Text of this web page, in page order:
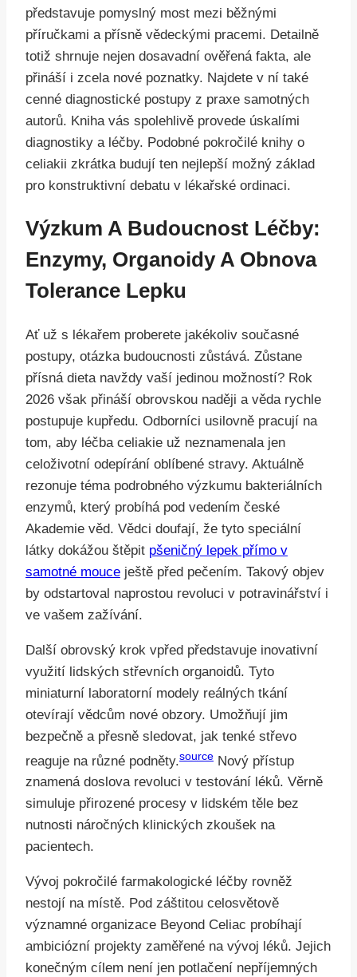
představuje pomyslný most mezi běžnými
příručkami a přísně vědeckými pracemi. Detailně
totiž shrnuje nejen dosavadní ověřená fakta, ale
přináší i zcela nové poznatky. Najdete v ní také
cenné diagnostické postupy z praxe samotných
autorů. Kniha vás spolehlivě provede úskalími
diagnostiky a léčby. Podobné pokročilé knihy o
celiakii zkrátka budují ten nejlepší možný základ
pro konstruktivní debatu v lékařské ordinaci.
Výzkum A Budoucnost Léčby:
Enzymy, Organoidy A Obnova
Tolerance Lepku
Ať už s lékařem proberete jakékoliv současné
postupy, otázka budoucnosti zůstává. Zůstane
přísná dieta navždy vaší jedinou možností? Rok
2026 však přináší obrovskou naději a věda rychle
postupuje kupředu. Odborníci usilovně pracují na
tom, aby léčba celiakie už neznamenala jen
celoživotní odepírání oblíbené stravy. Aktuálně
rezonuje téma podrobného výzkumu bakteriálních
enzymů, který probíhá pod vedením české
Akademie věd. Vědci doufají, že tyto speciální
látky dokážou štěpit pšeničný lepek přímo v
samotné mouce ještě před pečením. Takový objev
by odstartoval naprostou revoluci v potravinářství i
ve vašem zažívání.
Další obrovský krok vpřed představuje inovativní
využití lidských střevních organoidů. Tyto
miniaturní laboratorní modely reálných tkání
otevírají vědcům nové obzory. Umožňují jim
bezpečně a přesně sledovat, jak tenké střevo
reaguje na různé podněty.source Nový přístup
znamená doslova revoluci v testování léků. Věrně
simuluje přirozené procesy v lidském těle bez
nutnosti náročných klinických zkoušek na
pacientech.
Vývoj pokročilé farmakologické léčby rovněž
nestojí na místě. Pod záštitou celosvětově
významné organizace Beyond Celiac probíhají
ambiciózní projekty zaměřené na vývoj léků. Jejich
konečným cílem není jen potlačení nepříjemných